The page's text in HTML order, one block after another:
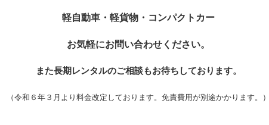
軽自動車・軽貨物・ コンパクトカー
お気軽にお問い合わせください。
また長期レンタルのご相談もお待ちしております。
（令和６年３月より料金改定しております。免責費用が別途かかります。）